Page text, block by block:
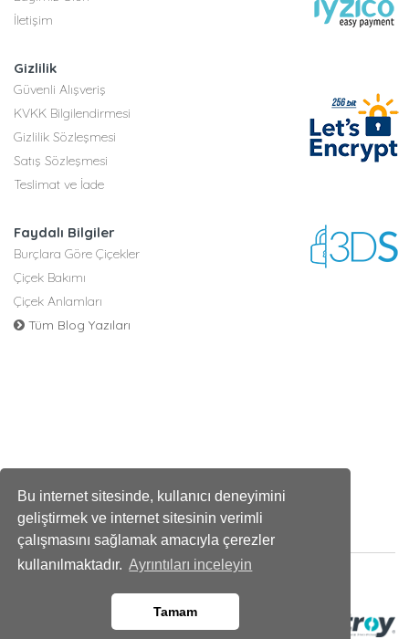
Bu internet sitesinde, kullanıcı deneyimini
geliştirmek ve internet sitesinin verimli
çalışmasını sağlamak amacıyla çerezler
kullanılmaktadır. Ayrıntıları inceleyin
Tamam
İletişim
Gizlilik
Güvenli Alışveriş
KVKK Bilgilendirmesi
Gizlilik Sözleşmesi
Satış Sözleşmesi
Teslimat ve İade
Faydalı Bilgiler
Burçlara Göre Çiçekler
Çiçek Bakımı
Çiçek Anlamları
Tüm Blog Yazıları